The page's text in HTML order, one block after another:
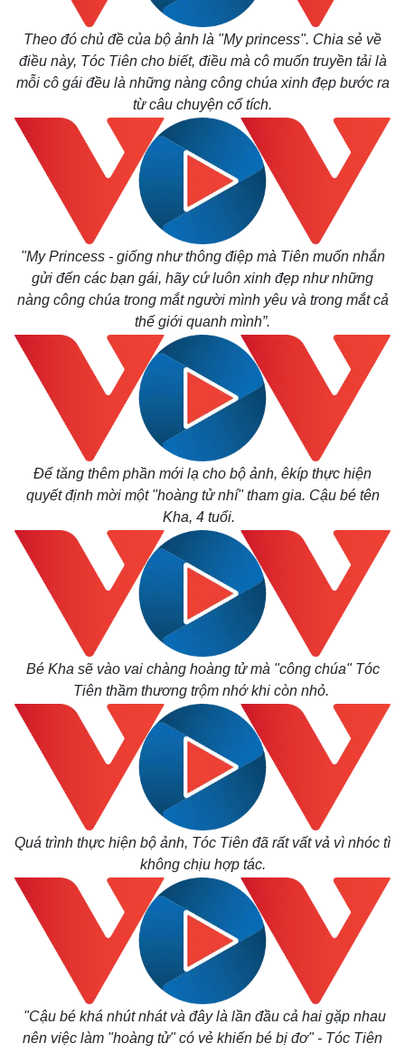
Cuộc sống đó đây
Hồ sơ
Multimedia
Video
Ảnh
E-Magazine
Infographic
Theo đó chủ đề của bộ ảnh là "My princess". Chia sẻ về
điều này, Tóc Tiên cho biết, điều mà cô muốn truyền tải là
mỗi cô gái đều là những nàng công chúa xinh đẹp bước ra
từ câu chuyện cổ tích.
"My Princess - giống như thông điệp mà Tiên muốn nhắn
gửi đến các bạn gái, hãy cứ luôn xinh đẹp như những
nàng công chúa trong mắt người mình yêu và trong mắt cả
thế giới quanh mình”.
Để tăng thêm phần mới lạ cho bộ ảnh, êkíp thực hiện
quyết định mời một "hoàng tử nhí" tham gia. Cậu bé tên
Kha, 4 tuổi.
Bé Kha sẽ vào vai chàng hoàng tử mà "công chúa" Tóc
Tiên thầm thương trộm nhớ khi còn nhỏ.
Quá trình thực hiện bộ ảnh, Tóc Tiên đã rất vất vả vì nhóc tì
không chịu hợp tác.
"Cậu bé khá nhút nhát và đây là lần đầu cả hai gặp nhau
nên việc làm "hoàng tử" có vẻ khiến bé bị đơ" - Tóc Tiên